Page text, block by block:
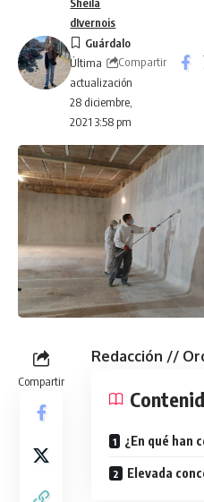
Última
actualización
28 diciembre,
2021 3:58 pm
dIvernois
Compartir
Compartir
Redacción //
¿En qué han
Elevada